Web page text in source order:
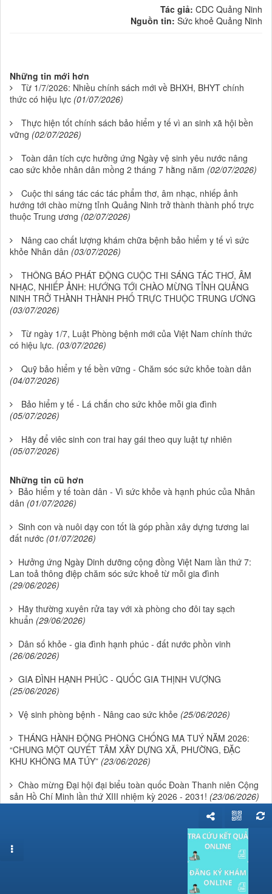
Tác giả: CDC Quảng Ninh
Nguồn tin: Sức khoẻ Quảng Ninh
Những tin mới hơn
Từ 1/7/2026: Nhiều chính sách mới về BHXH, BHYT chính
thức có hiệu lực (01/07/2026)
Thực hiện tốt chính sách bảo hiểm y tế vì an sinh xã hội bền
vững (02/07/2026)
Toàn dân tích cực hưởng ứng Ngày vệ sinh yêu nước nâng
cao sức khỏe nhân dân mồng 2 tháng 7 hằng năm (02/07/2026)
Cuộc thi sáng tác các tác phẩm thơ, âm nhạc, nhiếp ảnh
hướng tới chào mừng tỉnh Quảng Ninh trở thành thành phố trực
thuộc Trung ương (02/07/2026)
Nâng cao chất lượng khám chữa bệnh bảo hiểm y tế vì sức
khỏe Nhân dân (03/07/2026)
THÔNG BÁO PHÁT ĐỘNG CUỘC THI SÁNG TÁC THƠ, ÂM
NHẠC, NHIẾP ẢNH: HƯỚNG TỚI CHÀO MỪNG TỈNH QUẢNG
NINH TRỞ THÀNH THÀNH PHỐ TRỰC THUỘC TRUNG ƯƠNG
(03/07/2026)
Từ ngày 1/7, Luật Phòng bệnh mới của Việt Nam chính thức
có hiệu lực. (03/07/2026)
Quỹ bảo hiểm y tế bền vững - Chăm sóc sức khỏe toàn dân
(04/07/2026)
Bảo hiểm y tế - Lá chắn cho sức khỏe mỗi gia đình
(05/07/2026)
Hãy để viêc sinh con trai hay gái theo quy luật tự nhiên
(05/07/2026)
Những tin cũ hơn
Bảo hiểm y tế toàn dân - Vì sức khỏe và hạnh phúc của Nhân
dân (01/07/2026)
Sinh con và nuôi dạy con tốt là góp phần xây dựng tương lai
đất nước (01/07/2026)
Hưởng ứng Ngày Dinh dưỡng cộng đồng Việt Nam lần thứ 7:
Lan toả thông điệp chăm sóc sức khoẻ từ mỗi gia đình
(29/06/2026)
Hãy thường xuyên rửa tay với xà phòng cho đôi tay sạch
khuẩn (29/06/2026)
Dân số khỏe - gia đình hạnh phúc - đất nước phồn vinh
(26/06/2026)
GIA ĐÌNH HẠNH PHÚC - QUỐC GIA THỊNH VƯỢNG
(25/06/2026)
Vệ sinh phòng bệnh - Nâng cao sức khỏe (25/06/2026)
THÁNG HÀNH ĐỘNG PHÒNG CHỐNG MA TUÝ NĂM 2026:
“CHUNG MỘT QUYẾT TÂM XÂY DỰNG XÃ, PHƯỜNG, ĐẶC
KHU KHÔNG MA TÚY” (23/06/2026)
Chào mừng Đại hội đại biểu toàn quốc Đoàn Thanh niên Cộng
sản Hồ Chí Minh lần thứ XIII nhiệm kỳ 2026 - 2031! (23/06/2026)
Dân số là yếu tố quan trọng hàng đầu của sự nghiệp xây dựng